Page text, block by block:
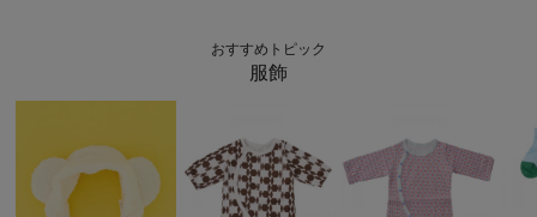
おすすめトピック
服飾